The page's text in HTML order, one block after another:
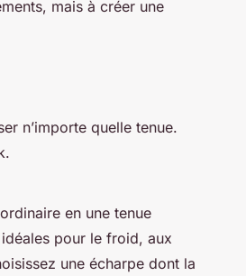
mais à créer une
n’importe quelle tenue.
en une tenue
pour le froid, aux
une écharpe dont la